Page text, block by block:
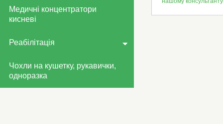
Медичні концентратори
кисневі
Реабілітація
Чохли на кушетку, рукавички,
одноразка